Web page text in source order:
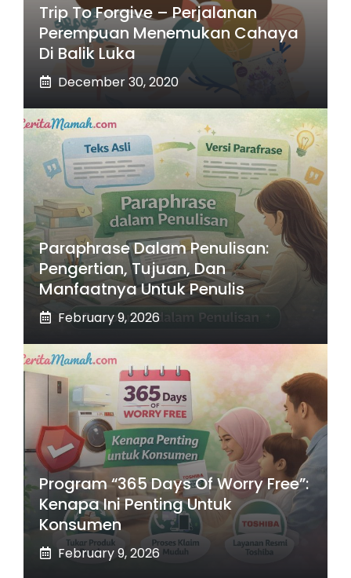
Trip To Forgive – Perjalanan
Perempuan Menemukan Cahaya
Di Balik Luka
December 30, 2020
Paraphrase Dalam Penulisan:
Pengertian, Tujuan, Dan
Manfaatnya Untuk Penulis
February 9, 2026
Program “365 Days Of Worry Free”:
Kenapa Ini Penting Untuk
Konsumen
February 9, 2026